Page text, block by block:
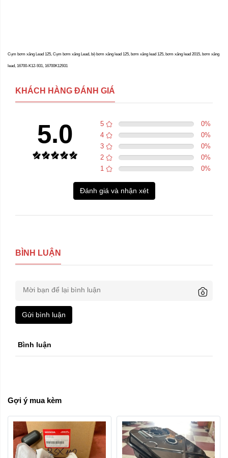
Cụm bơm xăng Lead 125, Cụm bơm xăng Lead, bộ bơm xăng lead 125, bơm xăng lead 125, bơm xăng lead 2015, bơm xăng
lead, 16700-K12-931, 16700K12931
KHÁCH HÀNG ĐÁNH GIÁ
5.0 5 0%
4
0%
3
0%
2
0%
1
0%
Đánh giá và nhận xét
BÌNH LUẬN
Gửi bình luận
Bình luận
Gợi ý mua kèm